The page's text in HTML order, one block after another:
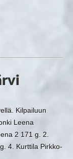
Kilpailuun
Leena
2 171 g. 2.
4. Kurttila Pirkko-